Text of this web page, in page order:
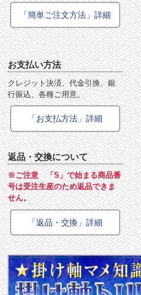
「簡単ご注文方法」詳細
お支払い方法
クレジット決済、代金引換、銀
行振込、各種ご用意。
「お支払方法」詳細
返品・交換について
※ご注意 「S」で始まる商品番
号は受注生産のため返品できま
せん。
「返品・交換」詳細